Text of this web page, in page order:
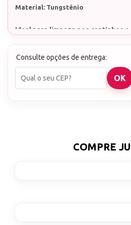
Material: Tungstênio
Ideal para limpeza nos cantinhos e
Consulte opções de entrega:
COMPRE